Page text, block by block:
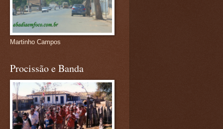
Martinho Campos
Procissão e Banda